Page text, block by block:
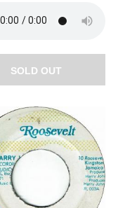
SOLD OUT